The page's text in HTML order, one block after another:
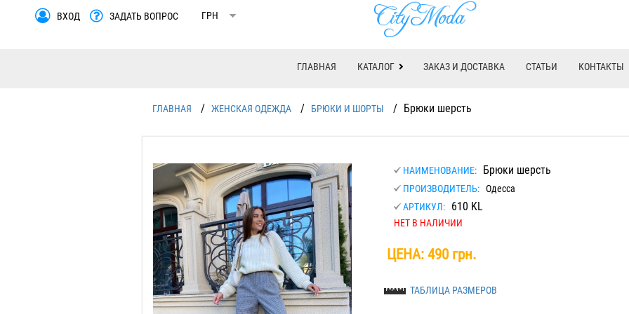
ВХОД ЗАДАТЬ ВОПРОС
ГЛАВНАЯ КАТАЛОГ ЗАКАЗ И ДОСТАВКА СТАТЬИ КОНТАКТЫ
ГЛАВНАЯ / ЖЕНСКАЯ ОДЕЖДА / БРЮКИ И ШОРТЫ / Брюки шерсть
НАИМЕНОВАНИЕ: Брюки шерсть
ПРОИЗВОДИТЕЛЬ: Одесса
АРТИКУЛ:
610 KL
НЕТ В НАЛИЧИИ
ЦЕНА: 490 грн.
ТАБЛИЦА РАЗМЕРОВ